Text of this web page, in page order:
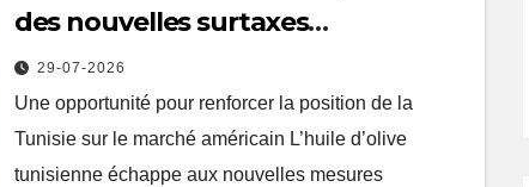
des nouvelles surtaxes
américaines de Donald Trump
29-07-2026
Une opportunité pour renforcer la position de la
Tunisie sur le marché américain L’huile d’olive
tunisienne échappe aux nouvelles mesures